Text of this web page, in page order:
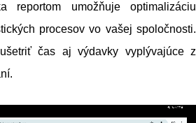
reportom umožňuje optimalizáciu
procesov vo vašej spoločnosti.
čas aj výdavky vyplývajúce z